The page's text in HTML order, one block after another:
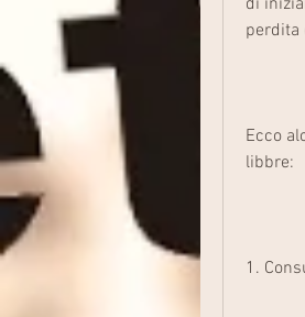
di
perdita
Ecco
libbre:
1.